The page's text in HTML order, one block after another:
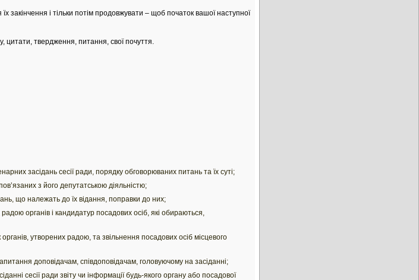
і тільки потім продовжувати – щоб початок вашої наступної
цитати, твердження, питання, свої почуття.
засідань сесії ради, порядку обговорюваних питань та їх суті;
з його депутатською діяльністю;
що належать до їх відання, поправки до них;
органів і кандидатур посадових осіб, які обираються,
утворених радою, та звільнення посадових осіб місцевого
доповідачам, співдоповідачам, головуючому на засіданні;
сесії ради звіту чи інформації будь-якого органу або посадової